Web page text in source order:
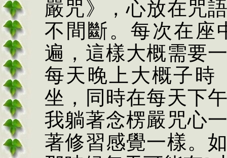
嚴咒》，心放在咒
不間斷。每次在座
遍，這樣大概需要
每天晚上大概子時
坐，同時在每天下
我躺著念楞嚴咒心
著修習感覺一樣。